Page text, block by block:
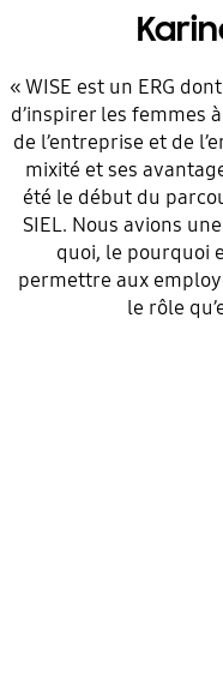
« WISE est un ERG
d’inspirer les femmes
de l’entreprise et de
mixité et ses
été le début du
SIEL. Nous avions
quoi, le pourquoi
permettre aux
le rôle